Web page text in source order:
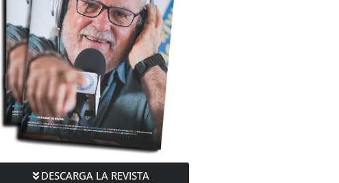
DESCARGA LA REVISTA